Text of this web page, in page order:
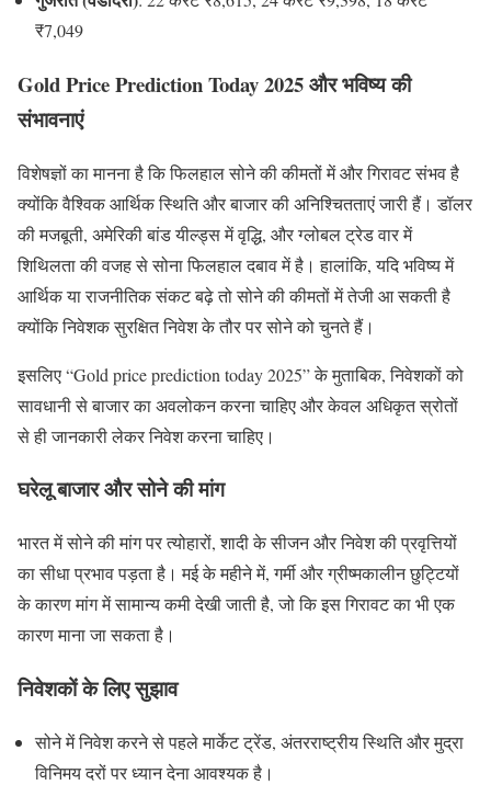
₹7,049
Gold Price Prediction Today 2025 और भविष्य की
संभावनाएं
विशेषज्ञों का मानना है कि फिलहाल सोने की कीमतों में और गिरावट संभव है
क्योंकि वैश्विक आर्थिक स्थिति और बाजार की अनिश्चितताएं जारी हैं। डॉलर
की मजबूती, अमेरिकी बांड यील्ड्स में वृद्धि, और ग्लोबल ट्रेड वार में
शिथिलता की वजह से सोना फिलहाल दबाव में है। हालांकि, यदि भविष्य में
आर्थिक या राजनीतिक संकट बढ़े तो सोने की कीमतों में तेजी आ सकती है
क्योंकि निवेशक सुरक्षित निवेश के तौर पर सोने को चुनते हैं।
इसलिए “Gold price prediction today 2025” के मुताबिक, निवेशकों को
सावधानी से बाजार का अवलोकन करना चाहिए और केवल अधिकृत स्रोतों
से ही जानकारी लेकर निवेश करना चाहिए।
घरेलू बाजार और सोने की मांग
भारत में सोने की मांग पर त्योहारों, शादी के सीजन और निवेश की प्रवृत्तियों
का सीधा प्रभाव पड़ता है। मई के महीने में, गर्मी और ग्रीष्मकालीन छुट्टियों
के कारण मांग में सामान्य कमी देखी जाती है, जो कि इस गिरावट का भी एक
कारण माना जा सकता है।
निवेशकों के लिए सुझाव
सोने में निवेश करने से पहले मार्केट ट्रेंड, अंतरराष्ट्रीय स्थिति और मुद्रा
विनिमय दरों पर ध्यान देना आवश्यक है।